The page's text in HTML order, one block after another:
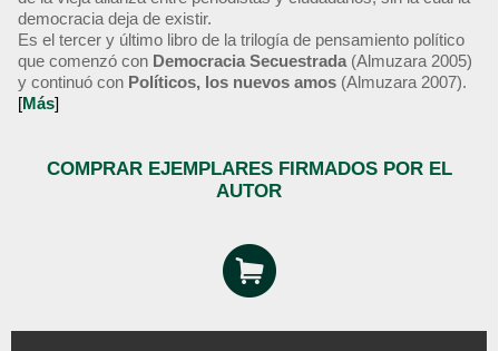
democracia deja de existir.
Es el tercer y último libro de la trilogía de pensamiento político
que comenzó con Democracia Secuestrada (Almuzara 2005)
y continuó con Políticos, los nuevos amos (Almuzara 2007).
[Más]
COMPRAR EJEMPLARES FIRMADOS POR EL
AUTOR